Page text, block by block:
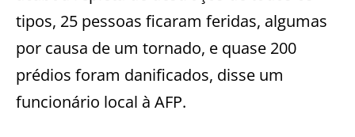
tipos, 25 pessoas ficaram feridas, algumas
por causa de um tornado, e quase 200
prédios foram danificados, disse um
funcionário local à AFP.